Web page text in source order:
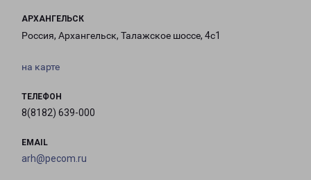
АРХАНГЕЛЬСК
Россия, Архангельск, Талажское шоссе, 4с1
на карте
ТЕЛЕФОН
8(8182) 639-000
EMAIL
arh@pecom.ru